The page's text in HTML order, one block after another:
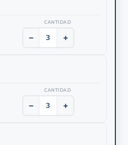
CANTIDAD
− +
CANTIDAD
− +